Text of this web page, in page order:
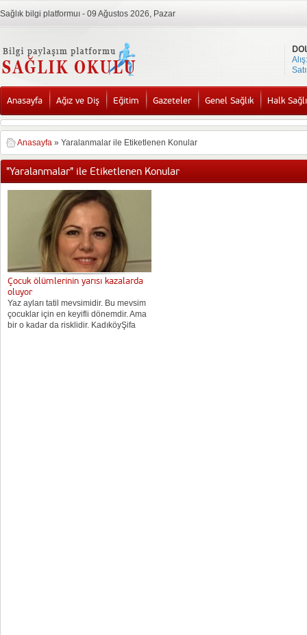
Sağlık bilgi platformuı - 09 Ağustos 2026, Pazar
Alış:
Anasayfa Ağız ve Diş Eğitim Gazeteler Genel Sağlık Halk
Anasayfa » Yaralanmalar ile Etiketlenen Konular
"Yaralanmalar" ile Etiketlenen Konular
Çocuk ölümlerinin yarısı kazalarda
oluyor
Yaz ayları tatil mevsimidir. Bu mevsim
çocuklar için en keyifli dönemdir. Ama
bir o kadar da risklidir. KadıköyŞifa